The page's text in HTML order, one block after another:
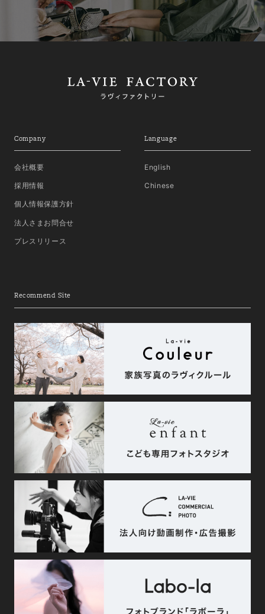
Company
会社概要
採用情報
個人情報保護方針
法人さまお問合せ
プレスリリース
Language
English
Chinese
Recommend Site